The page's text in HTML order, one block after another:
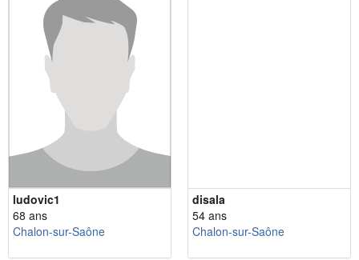
ludovic1
68 ans
Chalon-sur-Saône
disala
54 ans
Chalon-sur-Saône